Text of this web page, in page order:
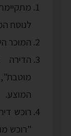
לנוסח
המוכר
הדירה
המוצע.
רוכש
"רוכש